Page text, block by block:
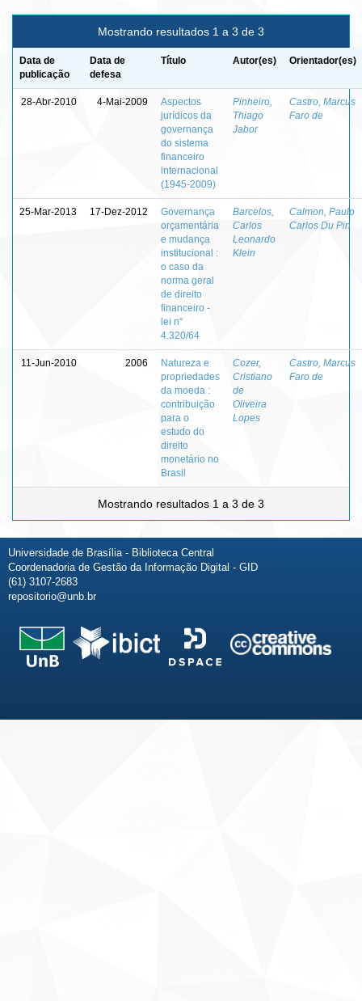
Mostrando resultados 1 a 3 de 3
Data de
publicação
Data de
defesa
Título Autor(es) Orientador(es)
28-Abr-2010 4-Mai-2009
Aspectos
jurídicos da
governança
do sistema
financeiro
internacional
(1945-2009)
Pinheiro,
Thiago
Jabor
Castro, Marcus
Faro de
25-Mar-2013 17-Dez-2012
Governança
orçamentária
e mudança
institucional :
o caso da
norma geral
de direito
financeiro -
lei n°
4.320/64
Barcelos,
Carlos
Leonardo
Klein
Calmon, Paulo
Carlos Du Pin
11-Jun-2010 2006
Natureza e
propriedades
da moeda :
contribuição
para o
estudo do
direito
monetário no
Brasil
Cozer,
Cristiano
de
Oliveira
Lopes
Castro, Marcus
Faro de
Mostrando resultados 1 a 3 de 3
Universidade de Brasília - Biblioteca Central
Coordenadoria de Gestão da Informação Digital - GID
(61) 3107-2683
repositorio@unb.br